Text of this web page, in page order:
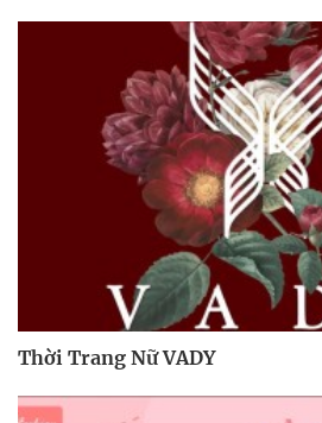
Thời Trang Nữ VADY